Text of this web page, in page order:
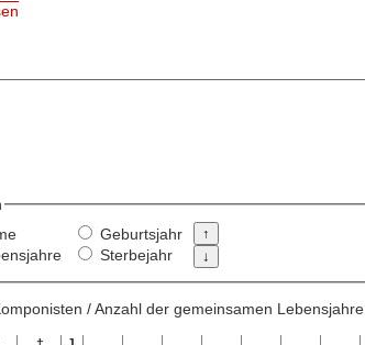
Geburtsjahr
Sterbejahr
/ Anzahl der gemeinsamen Lebensjahre